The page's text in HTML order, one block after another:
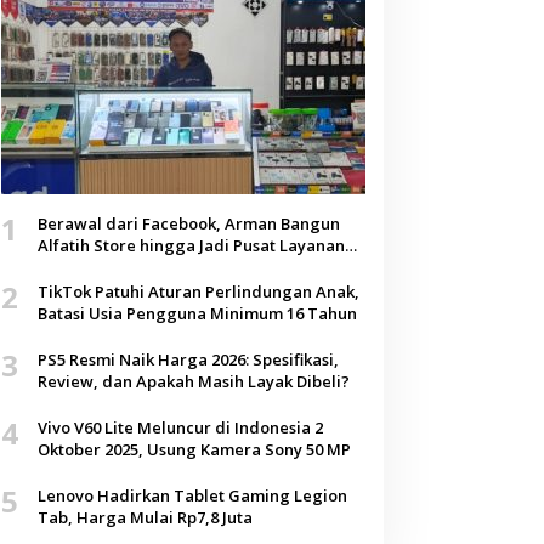
1
Berawal dari Facebook, Arman Bangun
Alfatih Store hingga Jadi Pusat Layanan
2
TikTok Patuhi Aturan Perlindungan Anak,
Batasi Usia Pengguna Minimum 16 Tahun
3
PS5 Resmi Naik Harga 2026: Spesifikasi,
Review, dan Apakah Masih Layak Dibeli?
4
Vivo V60 Lite Meluncur di Indonesia 2
Oktober 2025, Usung Kamera Sony 50 MP
5
Lenovo Hadirkan Tablet Gaming Legion
Tab, Harga Mulai Rp7,8 Juta